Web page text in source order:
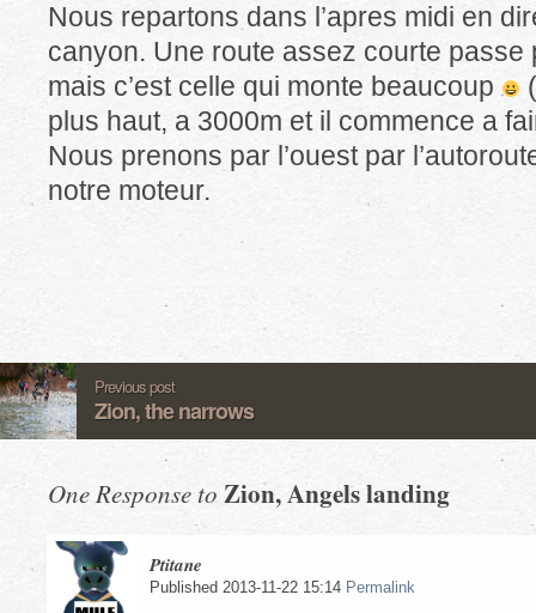
Nous repartons dans l’apres midi en
canyon. Une route assez courte passe
mais c’est celle qui monte beaucoup
plus haut, a 3000m et il commence a
Nous prenons par l’ouest par
notre moteur.
Previous post
Zion, the narrows
One Response to Zion, Angels landing
Ptitane
Published 2013-11-22 15:14 Permalink